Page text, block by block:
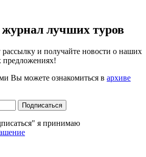
лучших туров
и получайте новости о наших
предложениях!
Вы можете ознакомиться в архиве
Подписаться
я принимаю